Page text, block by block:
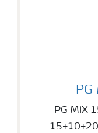
PG MIX
PG MIX
15+10+20